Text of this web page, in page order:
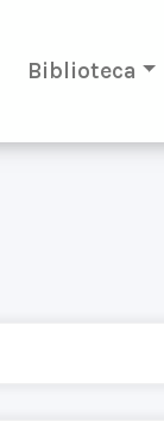
Biblioteca